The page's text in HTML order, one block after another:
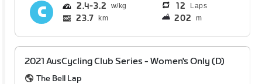
2.4 3.2 12 Laps
23.7 km 202 m
2021 AusCycling Club Series - Women's Only (D)
The Bell Lap